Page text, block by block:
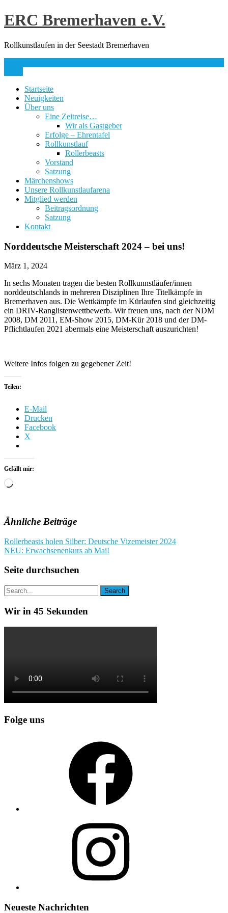
Skip
to
ERC Bremerhaven e.V.
Rollkunstlaufen in der Seestadt Bremerhaven
Startseite
Neuigkeiten
Über uns
Eine Zeitreise…
Wir als Gastgeber
Erfolge – Ehrentafel
Rollkunstlauf
Rollerbeasts
Vorstand
Satzung
Märchenshows
Unsere Rollkunstlaufarena
Mitglied werden
Beitragsordnung
Satzung
Kontakt
Norddeutsche Meisterschaft 2024 – bei uns!
März 1, 2024
In sechs Monaten tragen die besten Rollkunnstläufer/innen
norddeutschlands in mehreren Disziplinen Ihre Titelkämpfe in
Bremerhaven aus. Die Wettkämpfe im Kürlaufen sind gleichzeitig
ein DRIV-Ranglistenwettbewerb. Wir freuen uns, nach der NDM
2008, DM 2011, EM-Show 2015, DM-Kür 2018 und der DM-
Pflichtlaufen 2021 abermals eine Meisterschaft auszurichten!
Weitere Infos folgen zu gegebener Zeit!
Teilen:
E-Mail
Drucken
Facebook
X
Gefällt mir:
Wird
Ähnliche Beiträge
Beitragsnavigation
Rollerbeasts holen Silber: Deutsche Vizemeister 2024
NEU: Erwachsenenkurs ab Mai!
Seite durchsuchen
Wir in 45 Sekunden
Folge uns
Neueste Nachrichten